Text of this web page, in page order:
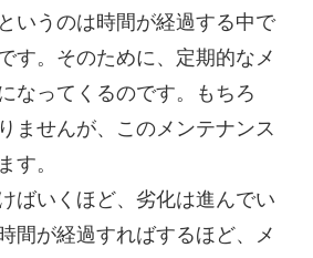
いうのは時間が経過する中で
す。そのために、定期的なメ
なってくるのです。もちろ
ませんが、このメンテナンス
す。
ばいくほど、劣化は進んでい
間が経過すればするほど、メ